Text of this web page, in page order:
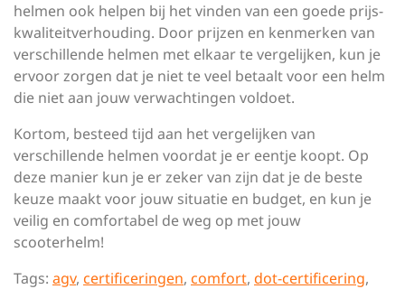
helmen ook helpen bij het vinden van een goede prijs-
kwaliteitverhouding. Door prijzen en kenmerken van
verschillende helmen met elkaar te vergelijken, kun je
ervoor zorgen dat je niet te veel betaalt voor een helm
die niet aan jouw verwachtingen voldoet.
Kortom, besteed tijd aan het vergelijken van
verschillende helmen voordat je er eentje koopt. Op
deze manier kun je er zeker van zijn dat je de beste
keuze maakt voor jouw situatie en budget, en kun je
veilig en comfortabel de weg op met jouw
scooterhelm!
Tags: agv, certificeringen, comfort, dot-certificering,